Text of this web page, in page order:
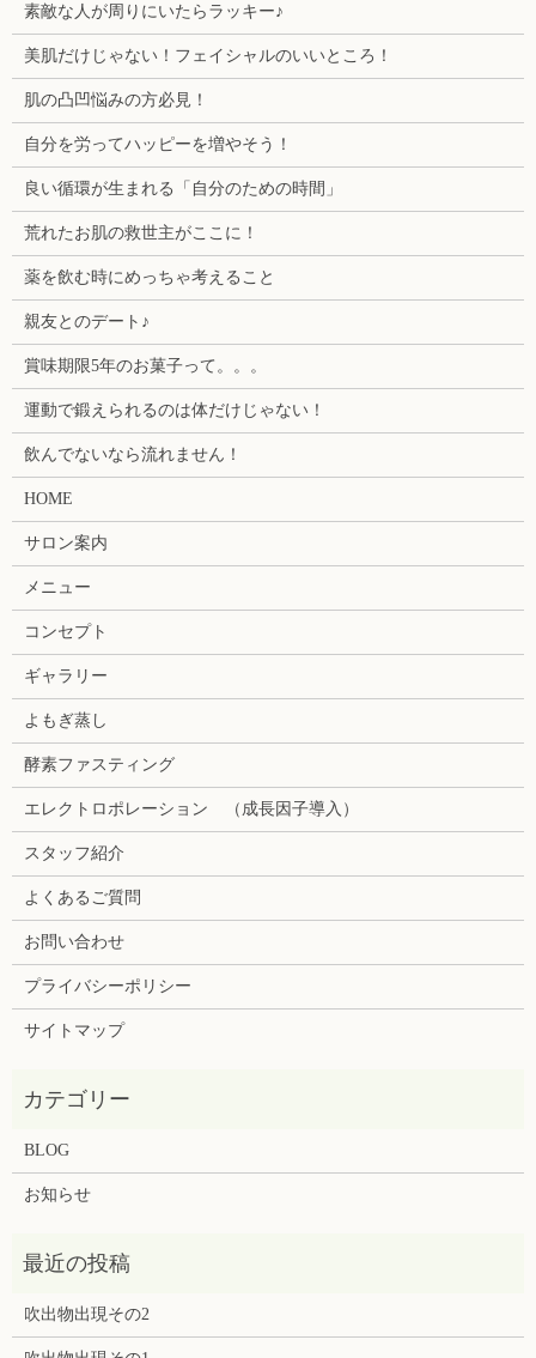
素敵な人が周りにいたらラッキー♪
美肌だけじゃない！フェイシャルのいいところ！
肌の凸凹悩みの方必見！
自分を労ってハッピーを増やそう！
良い循環が生まれる「自分のための時間」
荒れたお肌の救世主がここに！
薬を飲む時にめっちゃ考えること
親友とのデート♪
賞味期限5年のお菓子って。。。
運動で鍛えられるのは体だけじゃない！
飲んでないなら流れません！
HOME
サロン案内
メニュー
コンセプト
ギャラリー
よもぎ蒸し
酵素ファスティング
エレクトロポレーション （成長因子導入）
スタッフ紹介
よくあるご質問
お問い合わせ
プライバシーポリシー
サイトマップ
BLOG
お知らせ
吹出物出現その2